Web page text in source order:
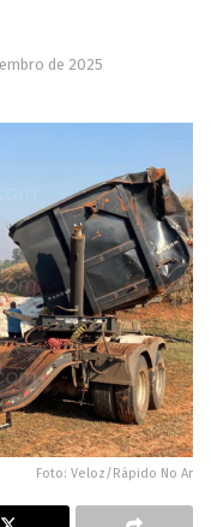
de 2025
Foto: Veloz/Rápido No Ar